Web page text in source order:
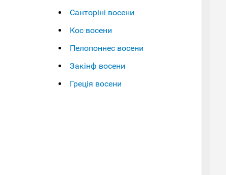
Санторіні восени
Кос восени
Пелопоннес восени
Закінф восени
Греція восени